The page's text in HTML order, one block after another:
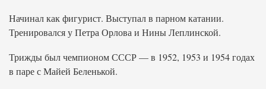
Начинал как фигурист. Выступал в парном катании.
Тренировался у Петра Орлова и Нины Леплинской.
Трижды был чемпионом СССР — в 1952, 1953 и 1954 годах
в паре с Майей Беленькой.